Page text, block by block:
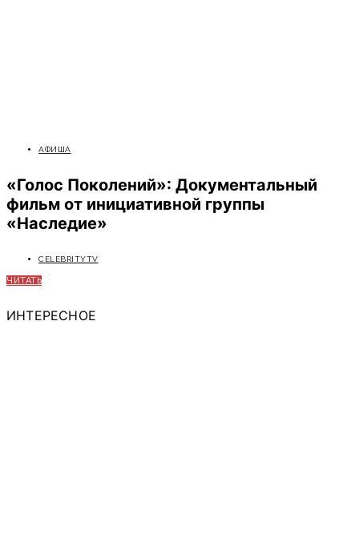
АФИША
«Голос Поколений»: Документальный
фильм от инициативной группы
«Наследие»
CELEBRITYTV
ЧИТАТЬ
ИНТЕРЕСНОЕ